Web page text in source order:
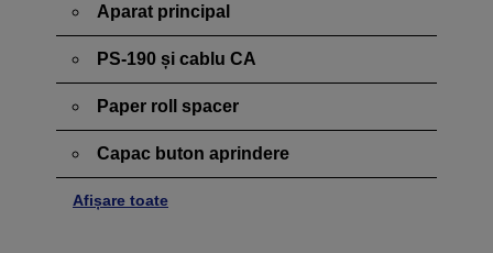
Aparat principal
PS-190 și cablu CA
Paper roll spacer
Capac buton aprindere
Afișare toate